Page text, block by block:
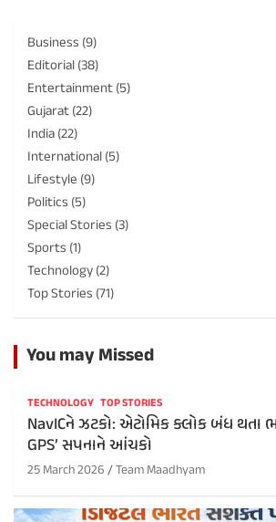
Business (9)
Editorial(38)
Entertainment(5)
Gujarat(22)
India(22)
International(5)
Lifestyle (9)
Politics (5)
Special Stories (3)
Sports (1)
Technology(2)
Top Stories (71)
You may Missed
TECHNOLOGY TOP STORIES
NavICને ઝટકો: એટોમિક ક્લોક બંધ થતા
GPS’ સપનાને આંચકો
25 March 2026 Team Maadhyam